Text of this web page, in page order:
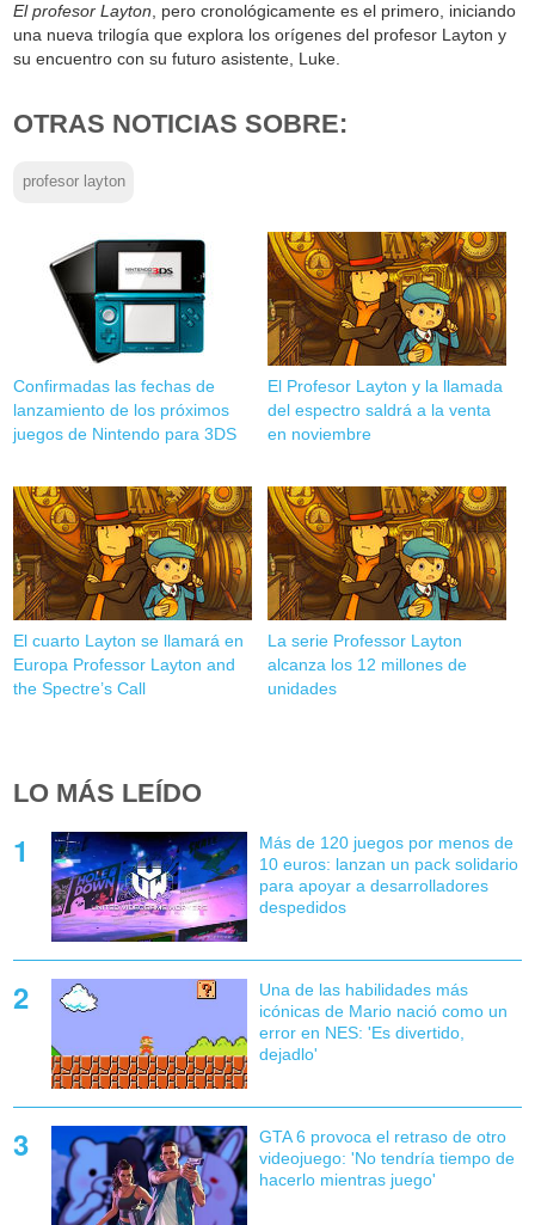
El profesor Layton, pero cronológicamente es el primero, iniciando
una nueva trilogía que explora los orígenes del profesor Layton y
su encuentro con su futuro asistente, Luke.
OTRAS NOTICIAS SOBRE:
profesor layton
Confirmadas las fechas de
lanzamiento de los próximos
juegos de Nintendo para 3DS
El Profesor Layton y la llamada
del espectro saldrá a la venta
en noviembre
El cuarto Layton se llamará en
Europa Professor Layton and
the Spectre’s Call
La serie Professor Layton
alcanza los 12 millones de
unidades
LO MÁS LEÍDO
Más de 120 juegos por menos de
10 euros: lanzan un pack solidario
para apoyar a desarrolladores
despedidos
Una de las habilidades más
icónicas de Mario nació como un
error en NES: 'Es divertido,
dejadlo'
GTA 6 provoca el retraso de otro
videojuego: 'No tendría tiempo de
hacerlo mientras juego'